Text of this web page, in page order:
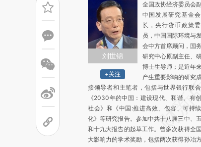
刘世锦
+关注
全国政协经济委员会
中国发展研究基金
长，央行货币政策
员，中国国际环境与
会中方首席顾问，国
研究中心原副主任、
博士生导师；是近年
产生重要影响的研究
接领导者和主笔者，包括与世界银行联
《2030年的中国：建设现代、和谐、有
社会》和《中国:推进高效、包容、可持
化》等研究报告。参加中共十八届三中、
和十九大报告的起草工作。曾多次获得全
大影响力的学术奖励，包括两次获得孙冶